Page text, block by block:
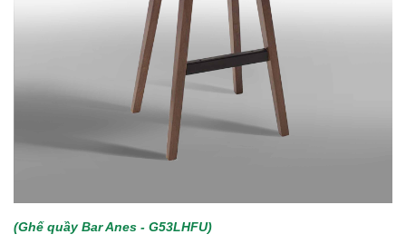
(Ghế quầy Bar Anes - G53LHFU)